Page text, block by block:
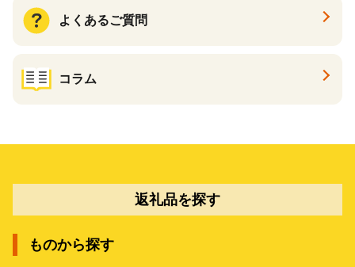
よくあるご質問
コラム
返礼品を探す
ものから探す